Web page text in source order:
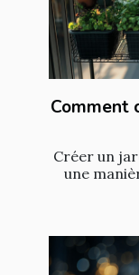
Comment
Créer un
une